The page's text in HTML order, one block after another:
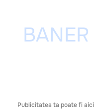
Publicitatea ta poate fi aici